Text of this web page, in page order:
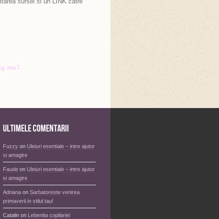
me?
Ultimele comentarii
Fuzzy on Uleiuri esentiale – intre ajutor
si amagire
Faude on Uleiuri esentiale – intre ajutor
si amagire
Adriana on Sarbatoreste venirea
primaverii in stilul tau!
Catalin on Lebenita copilariei